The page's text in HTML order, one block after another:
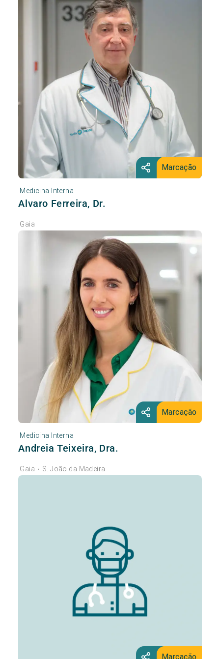
Marcação
Medicina Interna
Alvaro Ferreira, Dr.
Gaia
Marcação
Medicina Interna
Andreia Teixeira, Dra.
Gaia • S. João da Madeira
Marcação